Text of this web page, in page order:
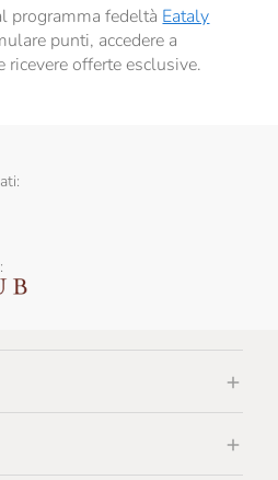
programma fedeltà Eataly
punti, accedere a
ricevere offerte esclusive.